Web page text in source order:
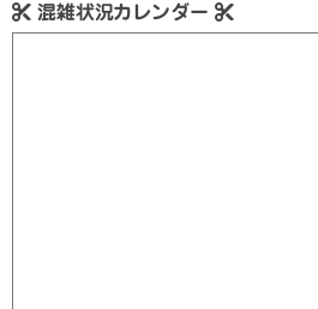
混雑状況カレンダー